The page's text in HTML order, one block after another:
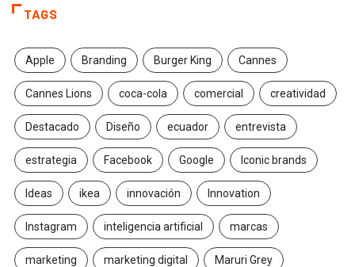
TAGS
Apple Branding Burger King Cannes
Cannes Lions coca-cola comercial creatividad
Destacado Diseño ecuador entrevista
estrategia Facebook Google Iconic brands
Ideas ikea innovación Innovation
Instagram inteligencia artificial marcas
marketing marketing digital Maruri Grey